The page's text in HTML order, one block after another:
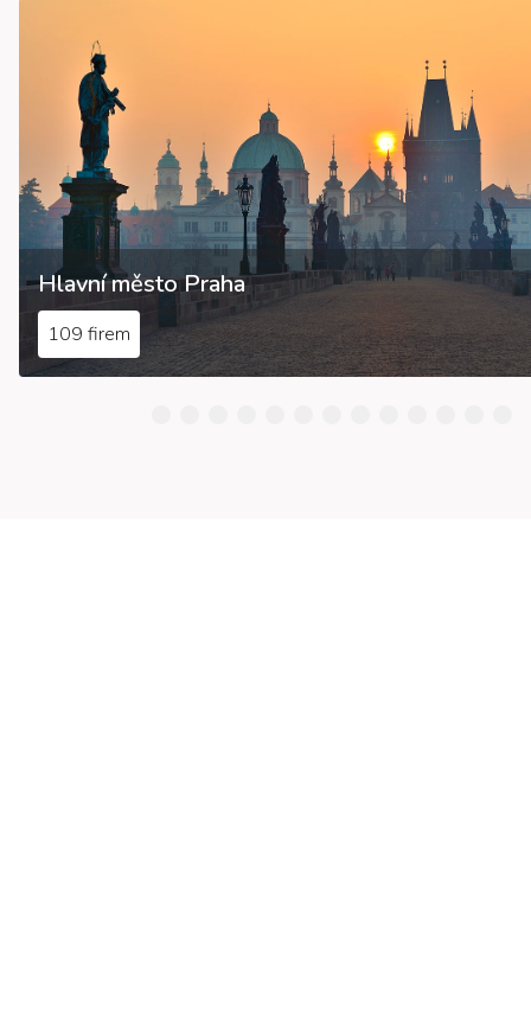
Hlavní město Praha
109 firem